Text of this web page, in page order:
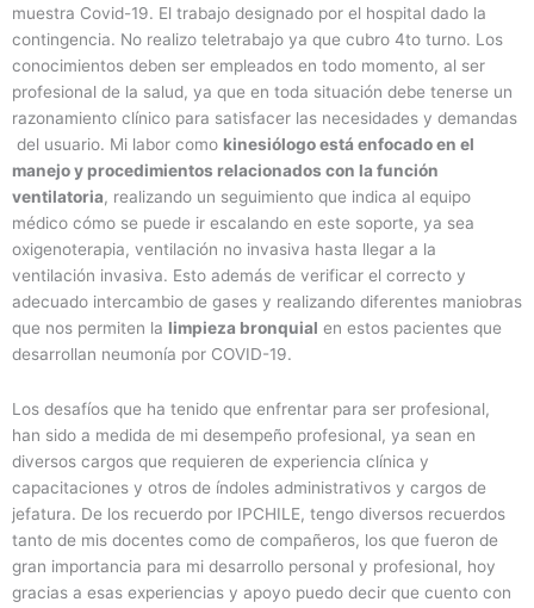
muestra Covid-19. El trabajo designado por el hospital dado la
contingencia. No realizo teletrabajo ya que cubro 4to turno. Los
conocimientos deben ser empleados en todo momento, al ser
profesional de la salud, ya que en toda situación debe tenerse un
razonamiento clínico para satisfacer las necesidades y demandas
del usuario. Mi labor como kinesiólogo está enfocado en el
manejo y procedimientos relacionados con la función
ventilatoria, realizando un seguimiento que indica al equipo
médico cómo se puede ir escalando en este soporte, ya sea
oxigenoterapia, ventilación no invasiva hasta llegar a la
ventilación invasiva. Esto además de verificar el correcto y
adecuado intercambio de gases y realizando diferentes maniobras
que nos permiten la limpieza bronquial en estos pacientes que
desarrollan neumonía por COVID-19.
Los desafíos que ha tenido que enfrentar para ser profesional,
han sido a medida de mi desempeño profesional, ya sean en
diversos cargos que requieren de experiencia clínica y
capacitaciones y otros de índoles administrativos y cargos de
jefatura. De los recuerdo por IPCHILE, tengo diversos recuerdos
tanto de mis docentes como de compañeros, los que fueron de
gran importancia para mi desarrollo personal y profesional, hoy
gracias a esas experiencias y apoyo puedo decir que cuento con